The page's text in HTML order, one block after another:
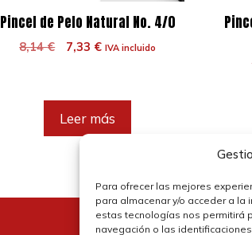
Para ofrecer las mejores
para almacenar y/o acceder a la
estas tecnologías nos permitirá
navegación o las
Pincel de Pelo Natural No. 4/0
8,14€
El
8,14 €.
7,33 €El
7,33 €.
IVA incluido
Leer más